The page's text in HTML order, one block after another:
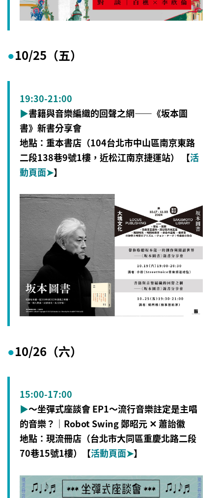
●10/25（五）
19:30-21:00
▶書籍與音樂編織的回聲之網——《坂本圖
書》新書分享會
地點：重本書店（104台北市中山區南京東路
二段138巷9號1樓，近松江南京捷運站） 【活
動頁面➤】
●10/26（六）
15:00-17:00
▶～坐彈式座談會 EP1～流行音樂註定是主唱
的音樂？｜Robot Swing 鄭昭元 ✕ 蕭詒徽
地點：現流冊店（台北市大同區重慶北路二段
70巷15號1樓）【活動頁面➤】